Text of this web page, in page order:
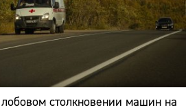
столкновении машин на